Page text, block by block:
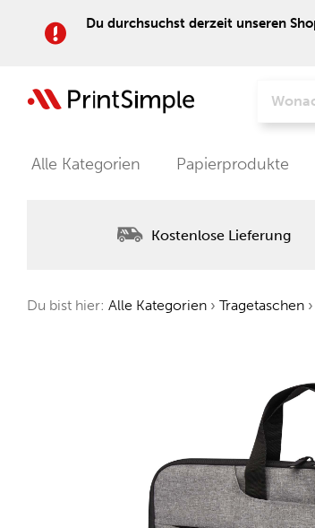
Du durchsuchst derzeit unseren
Alle Kategorien Papierprodukte
Kostenlose Lieferung
Du bist hier: Alle Kategorien › Tragetaschen ›